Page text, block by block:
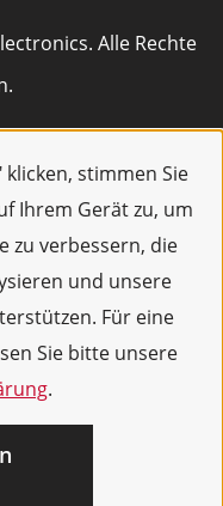
stimmen Sie
Ihrem Gerät zu, um
zu verbessern, die
und unsere
Für eine
Sie bitte unsere
.
Alle Rechte